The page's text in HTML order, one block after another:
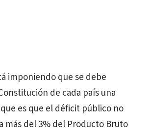
imponiendo que se debe
de cada país una
es que el déficit público no
más del 3% del Producto Bruto